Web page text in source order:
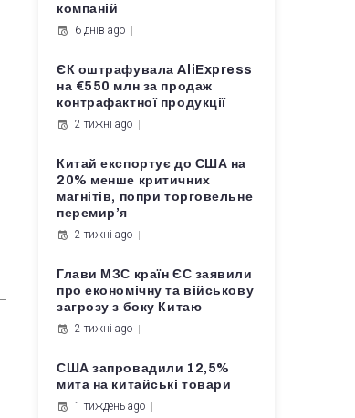
компаній
6 днів ago
ЄК оштрафувала AliExpress
на €550 млн за продаж
контрафактної продукції
2 тижні ago
Китай експортує до США на
20% менше критичних
магнітів, попри торговельне
перемир’я
2 тижні ago
Глави МЗС країн ЄС заявили
про економічну та військову
загрозу з боку Китаю
2 тижні ago
США запровадили 12,5%
мита на китайські товари
1 тиждень ago